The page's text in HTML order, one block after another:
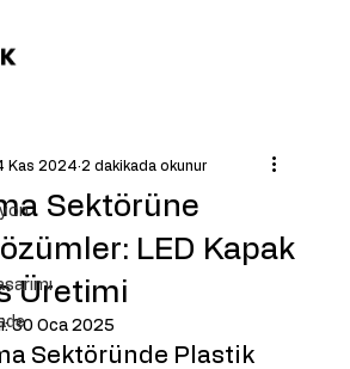
Sektörüne
LED Kapak
Üretimi
Kas 2024 2 dakikada okunur
30 Oca 2025
Sektöründe Plastik